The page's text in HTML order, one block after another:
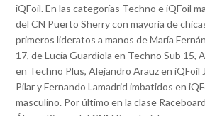
iQFoil. En las categorías Techno e iQFoil
del CN Puerto Sherry con mayoría de
primeros lideratos a manos de María
17, de Lucía Guardiola en Techno Sub 15,
en Techno Plus, Alejandro Arauz en iQFoil
Pilar y Fernando Lamadrid imbatidos en
masculino. Por último en la clase